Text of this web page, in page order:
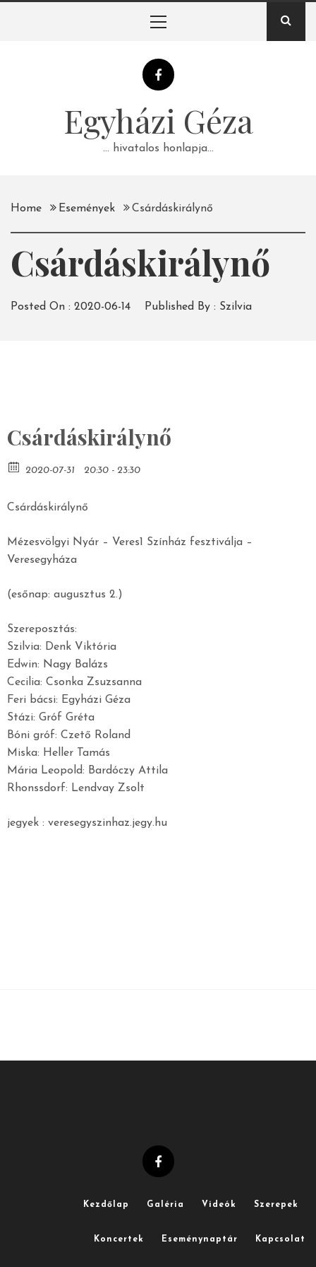
Egyházi Géza
… hivatalos honlapja…
Home Események Csárdáskirálynő
Csárdáskirálynő
Posted On : 2020-06-14 Published By : Szilvia
Csárdáskirálynő
2020-07-31 20:30 - 23:30
Csárdáskirálynő
Mézesvölgyi Nyár – Veres1 Színház fesztiválja –
Veresegyháza
(esőnap: augusztus 2.)
Szereposztás:
Szilvia: Denk Viktória
Edwin: Nagy Balázs
Cecilia: Csonka Zsuzsanna
Feri bácsi: Egyházi Géza
Stázi: Gróf Gréta
Bóni gróf: Czető Roland
Miska: Heller Tamás
Mária Leopold: Bardóczy Attila
Rhonssdorf: Lendvay Zsolt
jegyek : veresegyszinhaz.jegy.hu
Kezdőlap Galéria Videók Szerepek
Koncertek Eseménynaptár Kapcsolat